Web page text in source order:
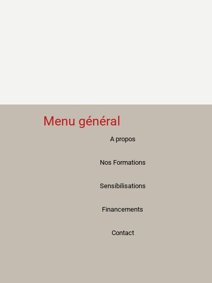
Menu général
A propos
Nos Formations
Sensibilisations
Financements
Contact